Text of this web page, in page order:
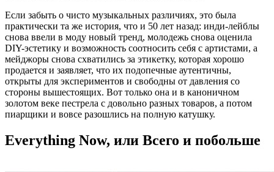
Если забыть о чисто музыкальных различиях, это была
практически та же история, что и 50 лет назад: инди-лейблы
снова ввели в моду новый тренд, молодежь снова оценила
DIY-эстетику и возможность соотносить себя с артистами, а
мейджоры снова схватились за этикетку, которая хорошо
продается и заявляет, что их подопечные аутентичны,
открыты для экспериментов и свободны от давления со
стороны вышестоящих. Вот только она и в каноничном
золотом веке пестрела с довольно разных товаров, а потом
пиарщики и вовсе разошлись на полную катушку.
Everything Now, или Всего и побольше